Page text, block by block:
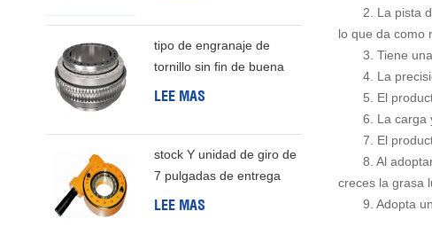
2. La pista
lo que da como
3. Tiene
4. La
5. El
6. La carga
7. El
8. Al
creces la grasa
9. Adopta
tipo de engranaje de
tornillo sin fin de buena
calidad de China
LEE MAS
stock Y unidad de giro de
7 pulgadas de entrega
rápida Para generación
LEE MAS